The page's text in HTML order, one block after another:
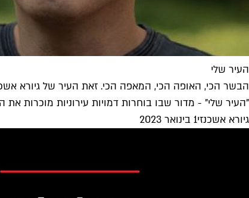
העיר שלי
הבשר הכי, האופה הכי, המאפה הכי. זאת העיר של גיורא
"העיר שלי" - מדור שבו בוחרות דמויות עירוניות מוכרות
גיורא אשכנזי1 בינואר 2023